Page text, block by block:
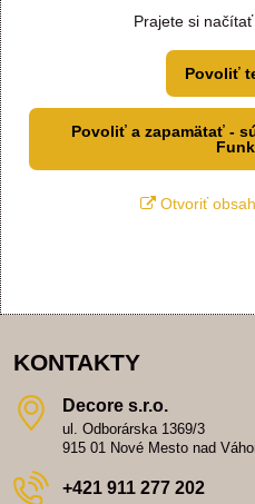
Prajete si
Povoliť
Povoliť a zapamätať -
Otvoriť
KONTAKTY
Decore s​.r​.o​.
ul. Odborárska 1369/3
915 01 Nové Mesto nad
+421 911 277 202